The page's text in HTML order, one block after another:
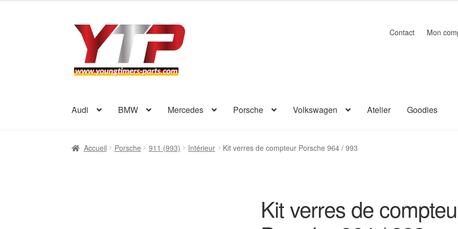
Aller
navigation
Aller
contenu
Contact Mon
Audi BMW Mercedes Porsche Volkswagen Atelier Goodies
Accueil Porsche 911 (993) Intérieur Kit verres de compteur Porsche 964 / 993
Kit verres de